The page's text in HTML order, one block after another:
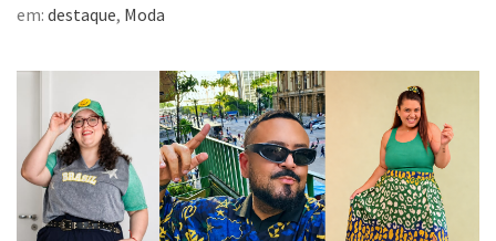
em: destaque, Moda